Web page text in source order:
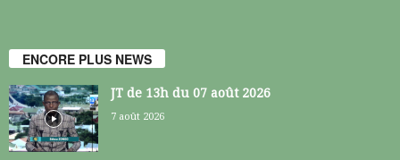
ENCORE PLUS NEWS
JT de 13h du 07 août 2026
7 août 2026